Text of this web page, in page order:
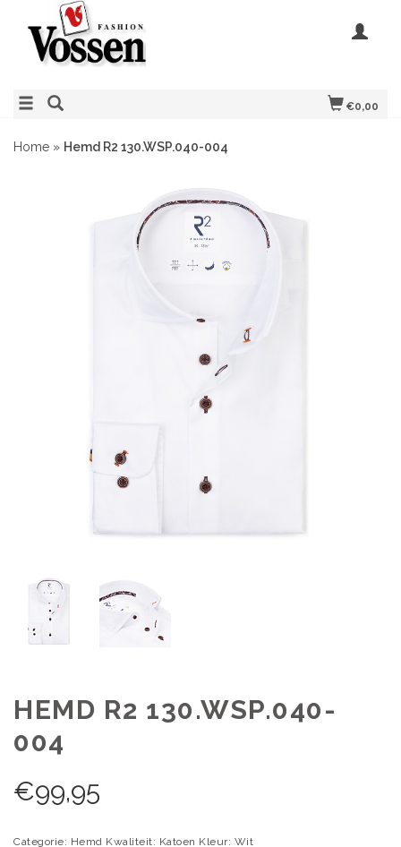
€0,00
Home » Hemd R2 130.WSP.040-004
HEMD R2 130.WSP.040-
004
€99,95
Categorie: Hemd Kwaliteit: Katoen Kleur: Wit